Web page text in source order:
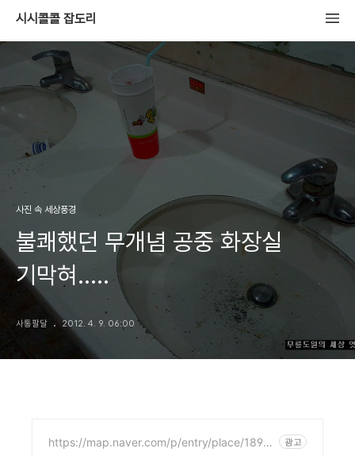
시시콜콜 잡도리
사진 속 세상풍경
불쾌했던 무개념 공중 화장실
기막혀.....
사통팔달 2012. 4. 9. 06:00
https://map.naver.com/p/entry/place/1890
광고